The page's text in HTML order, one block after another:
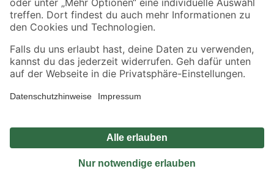
Alle Preisangaben in EUR inkl. gesetzl. MwSt.. Die dargestellten Angebote sind unter
Umständen nicht in allen Märkten verfügbar. Die angegebenen Verfügbarkeiten beziehen
Produkte nur solange der Vorrat reicht.
*Paketversand ab 59 € versandkostenfrei, gilt nicht für Artikel mit Speditionsversand, hier
Privatsphäre Impressum
Nutzungsbedingungen
Widerrufsrecht
Vertrag widerrufen